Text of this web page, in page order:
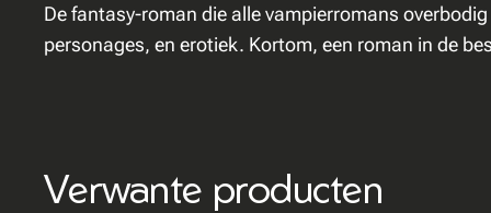
De fantasy-roman die alle vampierromans
personages, en erotiek. Kortom, een roman in de
Verwante producten